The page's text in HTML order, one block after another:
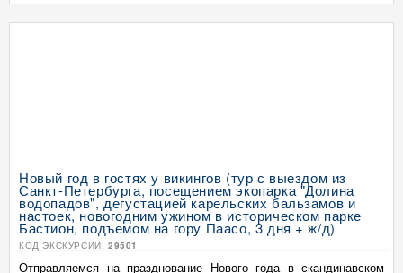
Новый год в гостях у викингов (тур с выездом из
Санкт-Петербурга, посещением экопарка "Долина
водопадов", дегустацией карельских бальзамов и
настоек, новогодним ужином в историческом парке
Бастион, подъемом на гору Паасо, 3 дня + ж/д)
КОД ЭКСКУРСИИ: 29501
Отправляемся на празднование Нового года в скандинавском